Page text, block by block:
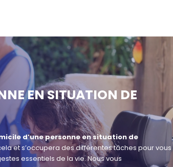
EN SITUATION DE
d’une personne en situation de
et s’occupera des différentes tâches pour vous
essentiels de la vie. Nous vous